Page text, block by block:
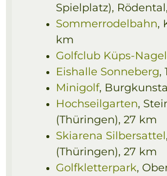
Spielplatz),
Sommerrodelbahn,
km
Golfclub Küps-Nagel
Eishalle Sonneberg,
Minigolf,
Hochseilgarten,
(Thüringen), 27 km
Skiarena Silbersattel
(Thüringen), 27 km
Golfkletterpark,